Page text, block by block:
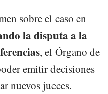
sobre el caso en
la disputa a la
, el Órgano de
emitir decisiones
nuevos jueces.